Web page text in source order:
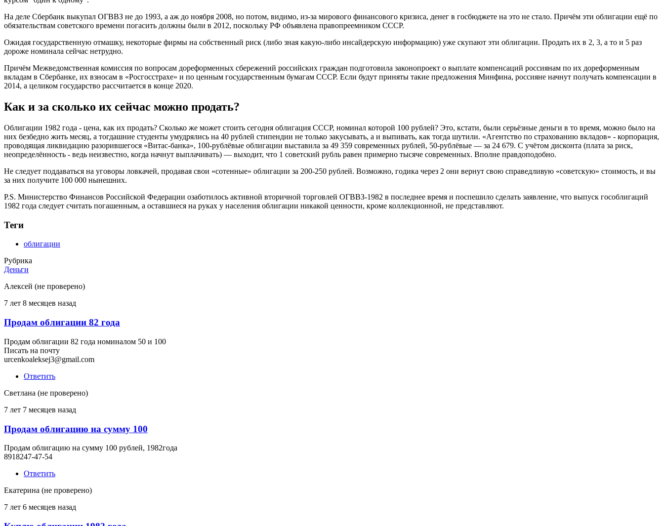
На деле Сбербанк выкупал ОГВВЗ не до 1993, а аж до ноября 2008, но потом, видимо, из-за мирового финансового кризиса, денег в госбюджете на это не стало. Причём эти облигации ещё по
обязательствам советского времени погасить должны были в 2012, поскольку РФ объявлена правопреемником СССР.
Ожидая государственную отмашку, некоторые фирмы на собственный риск (либо зная какую-либо инсайдерскую информацию) уже скупают эти облигации. Продать их в 2, 3, а то и 5 раз
дороже номинала сейчас нетрудно.
Причём Межведомственная комиссия по вопросам дореформенных сбережений российских граждан подготовила законопроект о выплате компенсаций россиянам по их дореформенным
вкладам в Сбербанке, их взносам в «Росгосстрахе» и по ценным государственным бумагам СССР. Если будут приняты такие предложения Минфина, россияне начнут получать компенсации в
2014, а целиком государство рассчитается в конце 2020.
Как и за сколько их сейчас можно продать?
Облигации 1982 года - цена, как их продать? Сколько же может стоить сегодня облигация СССР, номинал которой 100 рублей? Это, кстати, были серьёзные деньги в то время, можно было на
них безбедно жить месяц, а тогдашние студенты умудрялись на 40 рублей стипендии не только закусывать, а и выпивать, как тогда шутили. «Агентство по страхованию вкладов» - корпорация,
проводящая ликвидацию разорившегося «Витас-банка», 100-рублёвые облигации выставила за 49 359 современных рублей, 50-рублёвые — за 24 679. С учётом дисконта (плата за риск,
неопределённость - ведь неизвестно, когда начнут выплачивать) — выходит, что 1 советский рубль равен примерно тысяче современных. Вполне правдоподобно.
Не следует поддаваться на уговоры ловкачей, продавая свои «сотенные» облигации за 200-250 рублей. Возможно, годика через 2 они вернут свою справедливую «советскую» стоимость, и вы
за них получите 100 000 нынешних.
P.S. Министерство Финансов Российской Федерации озаботилось активной вторичной торговлей ОГВВЗ-1982 в последнее время и поспешило сделать заявление, что выпуск гособлигаций
1982 года следует считать погашенным, а оставшиеся на руках у населения облигации никакой ценности, кроме коллекционной, не представляют.
Теги
облигации
Рубрика
Деньги
Алексей (не проверено)
7 лет 8 месяцев назад
Продам облигации 82 года
Продам облигации 82 года номиналом 50 и 100
Писать на почту
urcenkoaleksej3@gmail.com
Ответить
Светлана (не проверено)
7 лет 7 месяцев назад
Продам облигацию на сумму 100
Продам облигацию на сумму 100 рублей, 1982года
8918247-47-54
Ответить
Екатерина (не проверено)
7 лет 6 месяцев назад